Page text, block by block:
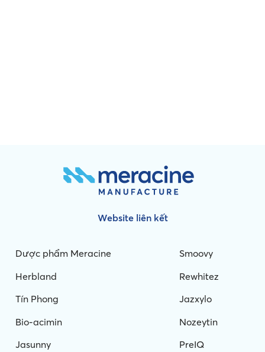
Website liên kết
Dược phẩm Meracine
Herbland
Tín Phong
Bio-acimin
Jasunny
Smoovy
Rewhitez
Jazxylo
Nozeytin
PreIQ